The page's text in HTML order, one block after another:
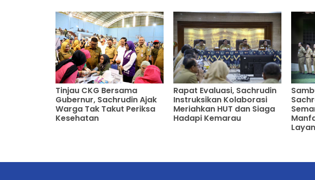
Tinjau CKG Bersama
Gubernur, Sachrudin Ajak
Warga Tak Takut Periksa
Kesehatan
Rapat Evaluasi, Sachrudin
Instruksikan Kolaborasi
Meriahkan HUT dan Siaga
Hadapi Kemarau